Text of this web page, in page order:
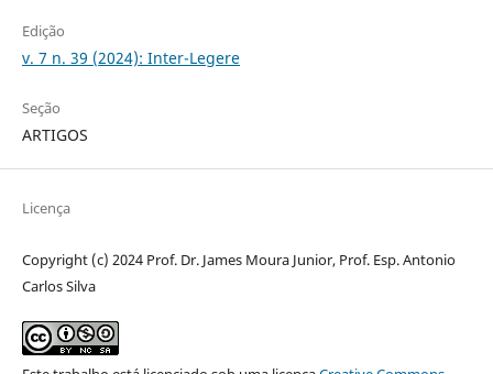
Edição
v. 7 n. 39 (2024): Inter-Legere
Seção
ARTIGOS
Licença
Copyright (c) 2024 Prof. Dr. James Moura Junior, Prof. Esp. Antonio
Carlos Silva